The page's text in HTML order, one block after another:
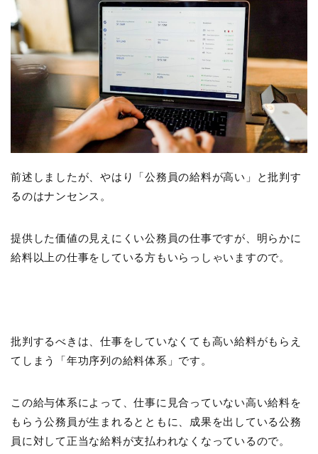
前述しましたが、やはり「公務員の給料が高い」と批判す
るのはナンセンス。
提供した価値の見えにくい公務員の仕事ですが、明らかに
給料以上の仕事をしている方もいらっしゃいますので。
批判するべきは、仕事をしていなくても高い給料がもらえ
てしまう「年功序列の給料体系」です。
この給与体系によって、仕事に見合っていない高い給料を
もらう公務員が生まれるとともに、成果を出している公務
員に対して正当な給料が支払われなくなっているので。